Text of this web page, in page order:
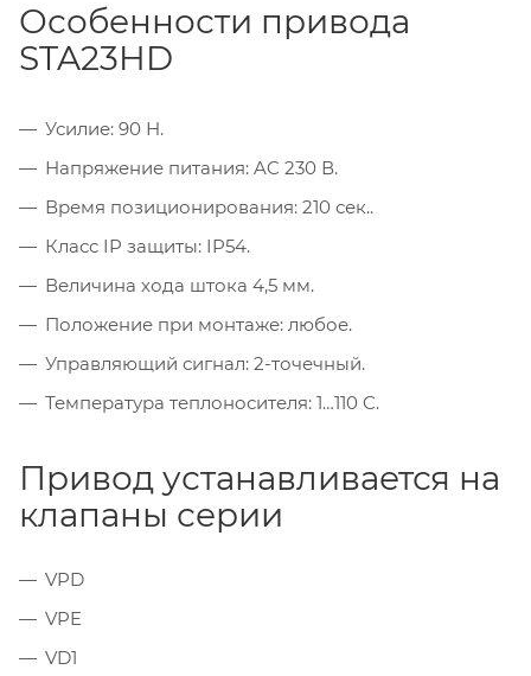
Особенности привода
STA23HD
Усилие: 90 Н.
Напряжение питания: AC 230 В.
Время позиционирования: 210 сек..
Класс IP защиты: IP54.
Величина хода штока 4,5 мм.
Положение при монтаже: любое.
Управляющий сигнал: 2-точечный.
Температура теплоносителя: 1…110 C.
Привод устанавливается на
клапаны серии
VPD
VPE
VD1